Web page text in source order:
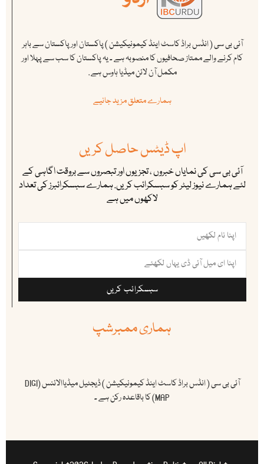
آئی بی سی ( انڈس براڈ کاسٹ اینڈ کیمونیکیشن ) پاکستان اور پاکستان سے باہر
کام کرنے والے ممتاز صحافیوں کا منصوبہ ہے ۔ یہ پاکستان کا سب سے پہلا اور
مکمل آن لائن میڈیا ہاوس ہے .
ہمارے متعلق مزید جانیے
اپ ڈیٹس حاصل کریں
آئی بی سی کی نمایاں خبروں ، تجزیوں اور تبصروں سے بروقت اگاہی کے
لئے ہمارے نیوز لیٹر کو سبسکرائب کریں. ہمارے سبسکرائبرز کی تعداد
لاکھوں میں ہے
سبسکرائب کریں
ہماری ممبرشپ
آئی بی سی ( انڈس براڈ کاسٹ اینڈ کیمونیکیشن ) ڈیجٹیل میڈیاالائنس (DIGI
MAP) کا باقاعدہ رکن ہے ۔